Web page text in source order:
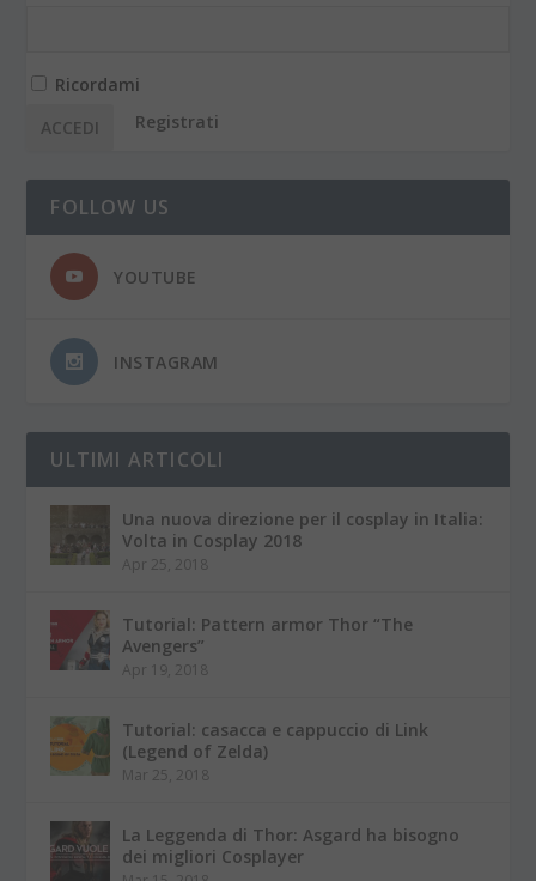
Ricordami
Registrati
FOLLOW US
YOUTUBE
INSTAGRAM
ULTIMI ARTICOLI
Una nuova direzione per il cosplay in Italia:
Volta in Cosplay 2018
Apr 25, 2018
Tutorial: Pattern armor Thor “The
Avengers”
Apr 19, 2018
Tutorial: casacca e cappuccio di Link
(Legend of Zelda)
Mar 25, 2018
La Leggenda di Thor: Asgard ha bisogno
dei migliori Cosplayer